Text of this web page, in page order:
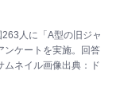
人に「A型の旧ジャ
ンケートを実施。回答
ムネイル画像出典：ド